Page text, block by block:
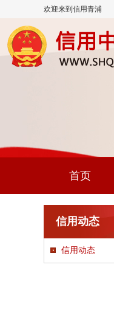
欢迎来到信用青浦
首页
信用动态
信用动态